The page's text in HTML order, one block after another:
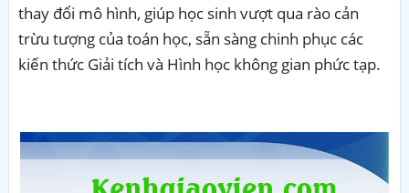
thay đổi mô hình, giúp học sinh vượt qua rào cản
trừu tượng của toán học, sẵn sàng chinh phục các
kiến thức Giải tích và Hình học không gian phức tạp.